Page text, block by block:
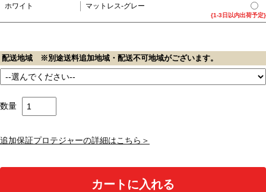
ホワイト マットレス-グレー
{1-3日以内出荷予定}
配送地域 ※別途送料追加地域・配送不可地域がございます。
数量
追加保証プロテジャーの詳細はこちら＞